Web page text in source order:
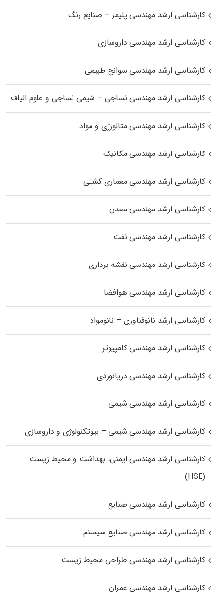
کارشناسی ارشد مهندسی پلیمر – صنایع رنگ
کارشناسی ارشد مهندسی داروسازی
کارشناسی ارشد مهندسی سوانح طبیعی
کارشناسی ارشد مهندسی نساجی – شیمی نساجی و علوم الیاف
کارشناسی ارشد مهندسی متالورژی و مواد
کارشناسی ارشد مهندسی مکانیک
کارشناسی ارشد مهندسی معماری کشتی
کارشناسی ارشد مهندسی معدن
کارشناسی ارشد مهندسی نفت
کارشناسی ارشد مهندسی نقشه برداری
کارشناسی ارشد مهندسی هوافضا
کارشناسی ارشد نانوفناوری – نانومواد
کارشناسی ارشد مهندسی کامپیوتر
کارشناسی ارشد مهندسی دریانوردی
کارشناسی ارشد مهندسی شیمی
کارشناسی ارشد مهندسی شیمی – بیوتکنولوژی و داروسازی
کارشناسی ارشد مهندسی ایمنی، بهداشت و محیط زیست
(HSE)
کارشناسی ارشد مهندسی صنایع
کارشناسی ارشد مهندسی صنایع سیستم
کارشناسی ارشد مهندسی طراحی محیط زیست
کارشناسی ارشد مهندسی عمران